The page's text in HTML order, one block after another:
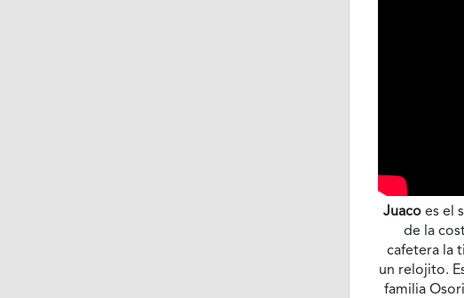
Juacoes el
de la
cafetera la
un relojito.
familia